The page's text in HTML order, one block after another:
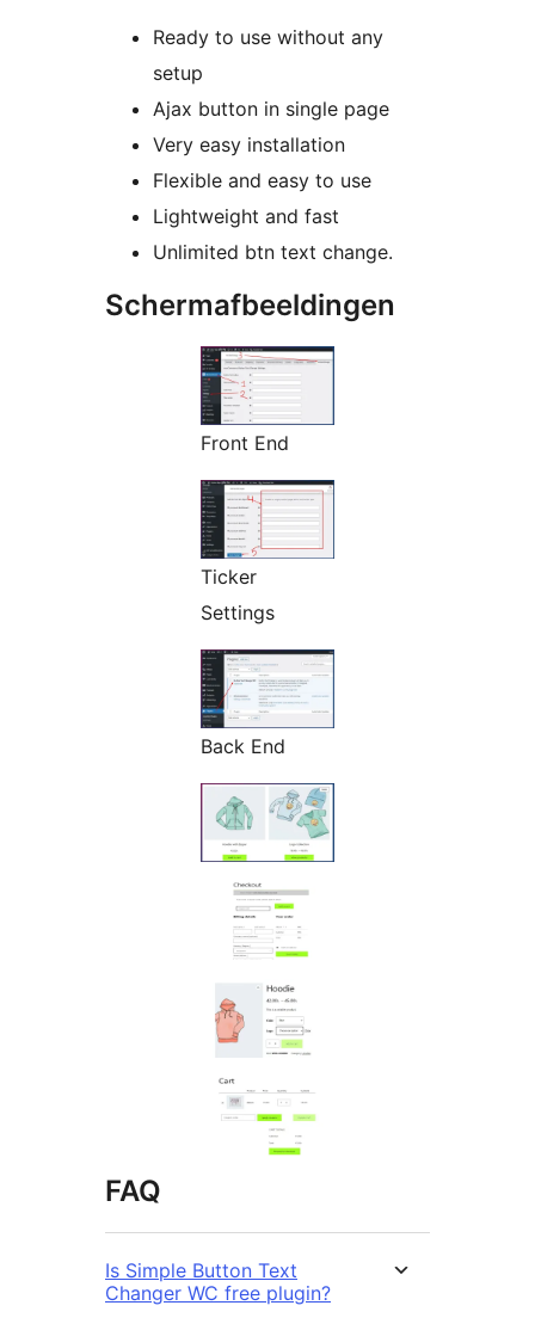
Ready to use without any
setup
Ajax button in single page
Very easy installation
Flexible and easy to use
Lightweight and fast
Unlimited btn text change.
Schermafbeeldingen
Front End
Ticker
Settings
Back End
FAQ
Is Simple Button Text
Changer WC free plugin?